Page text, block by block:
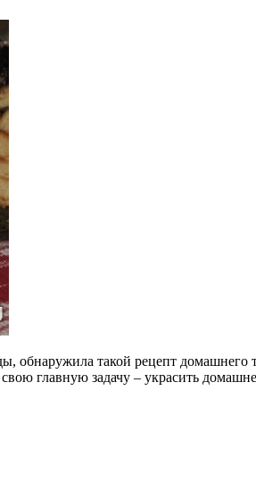
обнаружила такой рецепт
главную задачу – украсить